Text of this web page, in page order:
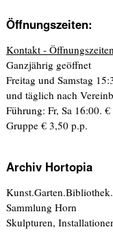
Öffnungszeiten:
Kontakt -
Ganzjährig geöffnet
Freitag und Samstag
und täglich nach
Führung: Fr, Sa 16:00.
Gruppe € 3,50 p.p.
Archiv Hortopia
Sammlung Horn
Skulpturen,